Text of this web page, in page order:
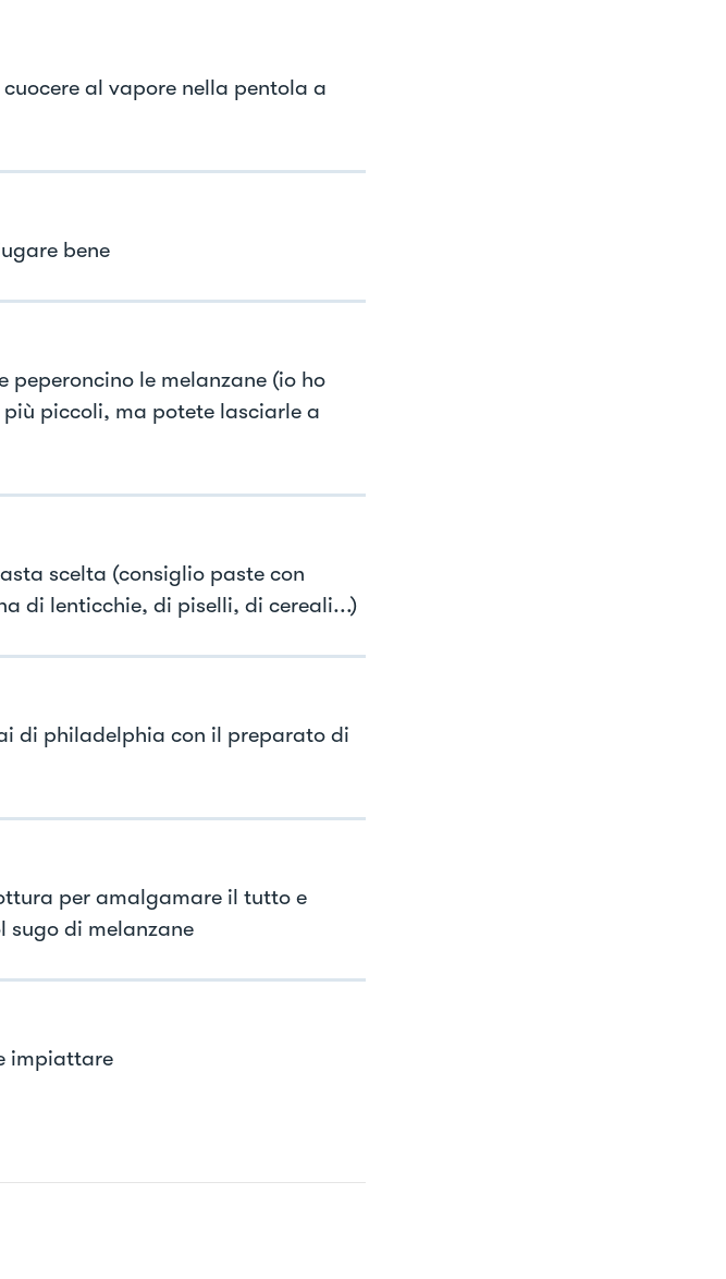
al vapore nella pentola a
bene
le melanzane (io ho
piccoli, ma potete lasciarle a
scelta (consiglio paste con
di lenticchie, di piselli, di cereali...)
di philadelphia con il preparato di
per amalgamare il tutto e
sugo di melanzane
impiattare